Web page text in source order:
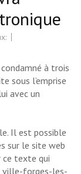
à trois
sous l’emprise
avec un
Il est possible
sur le site web
ce texte qui
ville-forges-les-